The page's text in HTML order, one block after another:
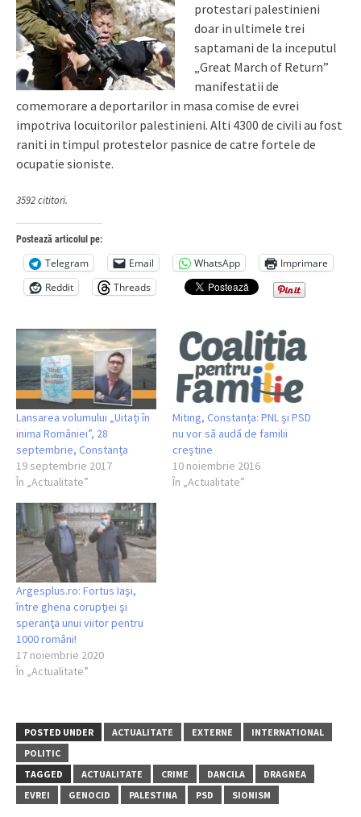
protestari palestinieni
doar in ultimele trei
saptamani de la inceputul
„Great March of Return”
manifestatii de
comemorare a deportarilor in masa comise de evrei
impotriva locuitorilor palestinieni. Alti 4300 de civili au fost
raniti in timpul protestelor pasnice de catre fortele de
ocupatie sioniste.
3592 cititori.
Postează articolul pe:
Telegram Email WhatsApp
Imprimare
Reddit
Threads
Lansarea volumului „Uitați în
inima României”, 28
septembrie, Constanța
19 septembrie 2017
În „Actualitate”
Miting, Constanța: PNL și PSD
nu vor să audă de familii
creștine
10 noiembrie 2016
În „Actualitate”
Argesplus.ro: Fortus Iaşi,
între ghena corupţiei şi
speranţa unui viitor pentru
1000 români!
17 noiembrie 2020
În „Actualitate”
POSTED UNDER ACTUALITATE EXTERNE
INTERNATIONAL
POLITIC
TAGGED
ACTUALITATE CRIME DANCILA
DRAGNEA
EVREI
GENOCID PALESTINA PSD SIONISM